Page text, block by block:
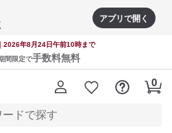
アプリで開く
2026年8月24日午前10時まで
間限定で手数料無料